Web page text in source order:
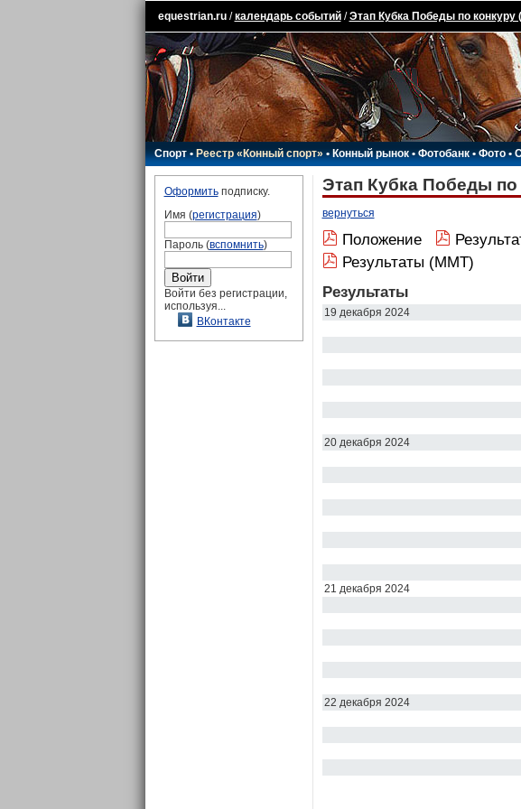
equestrian.ru/календарь событий/Этап Кубка Победы по конкуру
Спорт•Реестр «Конный спорт»•Конный рынок•Фотобанк •Фото•
Оформитьподписку.
Имя (регистрация)
Пароль (вспомнить)
Войти без регистрации,
используя...
ВКонтакте
Этап Кубка Победы по
вернуться
Положение
Результаты (ММТ)
Результаты
19 декабря 2024
20 декабря 2024
21 декабря 2024
22 декабря 2024